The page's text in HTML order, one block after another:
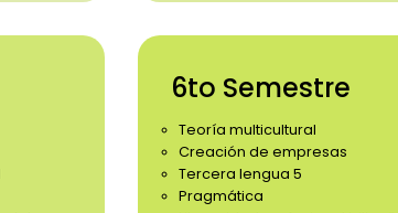
6to Semestre
Teoría multicultural
Creación de empresas
Tercera lengua 5
Pragmática